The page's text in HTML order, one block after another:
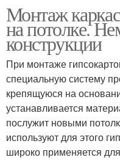
Монтаж
на потолке.
конструкции
При монтаже
специальную систему
крепящуюся на
устанавливается
послужит новыми
используют для этого
широко применяется